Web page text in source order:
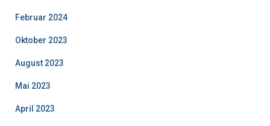
Februar 2024
Oktober 2023
August 2023
Mai 2023
April 2023